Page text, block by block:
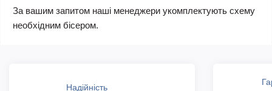
За вашим запитом наші менеджери укомплектують схему
необхідним бісером.
Надійність